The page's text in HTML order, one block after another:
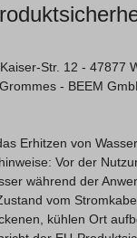
Str. 12 - 47877
- BEEM
Erhitzen von
Vor der
während der
vom
kühlen Ort